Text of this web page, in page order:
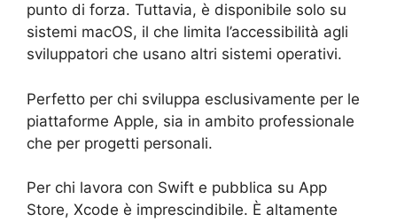
punto di forza. Tuttavia, è disponibile solo su
sistemi macOS, il che limita l’accessibilità agli
sviluppatori che usano altri sistemi operativi.
Perfetto per chi sviluppa esclusivamente per le
piattaforme Apple, sia in ambito professionale
che per progetti personali.
Per chi lavora con Swift e pubblica su App
Store, Xcode è imprescindibile. È altamente